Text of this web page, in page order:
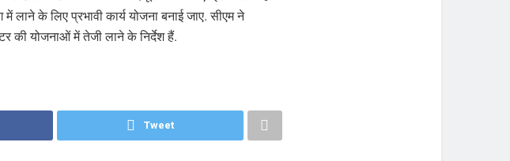
लाने के लिए प्रभावी कार्य योजना बनाई जाए. सीएम ने
की योजनाओं में तेजी लाने के निर्देश हैं.
Tweet